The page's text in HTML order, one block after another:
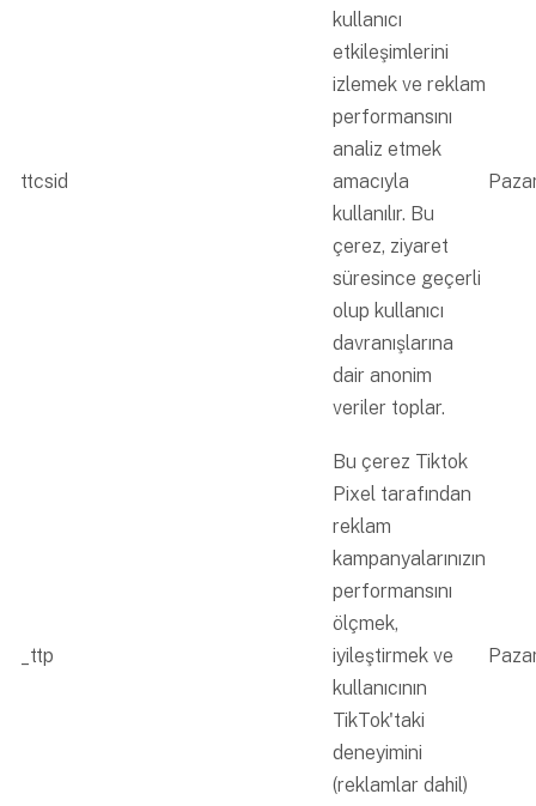
ttcsid
kullanıcı
etkileşimlerini
izlemek ve reklam
performansını
analiz etmek
amacıyla
kullanılır. Bu
çerez, ziyaret
süresince geçerli
olup kullanıcı
davranışlarına
dair anonim
veriler toplar.
_ttp
Bu çerez Tiktok
Pixel tarafından
reklam
kampanyalarınızın
performansını
ölçmek,
iyileştirmek ve
kullanıcının
TikTok'taki
deneyimini
(reklamlar dahil)